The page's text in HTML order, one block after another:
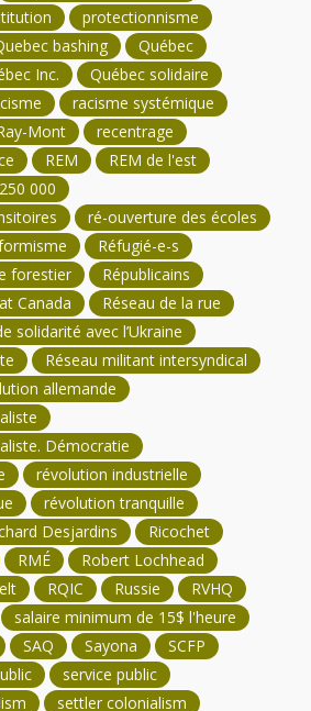
protectionnisme
bashing
Québec
Inc.
Québec solidaire
racisme systémique
Mont
recentrage
REM
REM de l'est
000
ré-ouverture des écoles
Réfugié-e-s
forestier
Républicains
Canada
Réseau de la rue
solidarité avec l’Ukraine
Réseau militant intersyndical
allemande
Démocratie
révolution industrielle
révolution tranquille
Desjardins
Ricochet
RMÉ
Robert Lochhead
RQIC Russie
RVHQ
salaire minimum de 15$ l'heure
SAQ Sayona
SCFP
service public
settler colonialism